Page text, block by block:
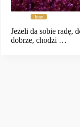
Inne
Jeżeli da sobie radę,
dobrze, chodzi …